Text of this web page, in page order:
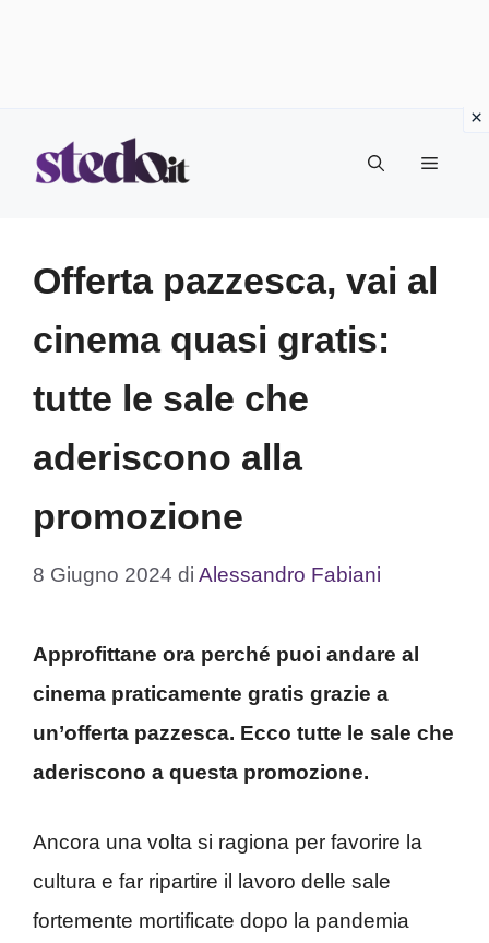
Menu
Offerta pazzesca, vai al
cinema quasi gratis:
tutte le sale che
aderiscono alla
promozione
8 Giugno 2024 di Alessandro Fabiani
Approfittane ora perché puoi andare al
cinema praticamente gratis grazie a
un’offerta pazzesca. Ecco tutte le sale che
aderiscono a questa promozione.
Ancora una volta si ragiona per favorire la
cultura e far ripartire il lavoro delle sale
fortemente mortificate dopo la pandemia